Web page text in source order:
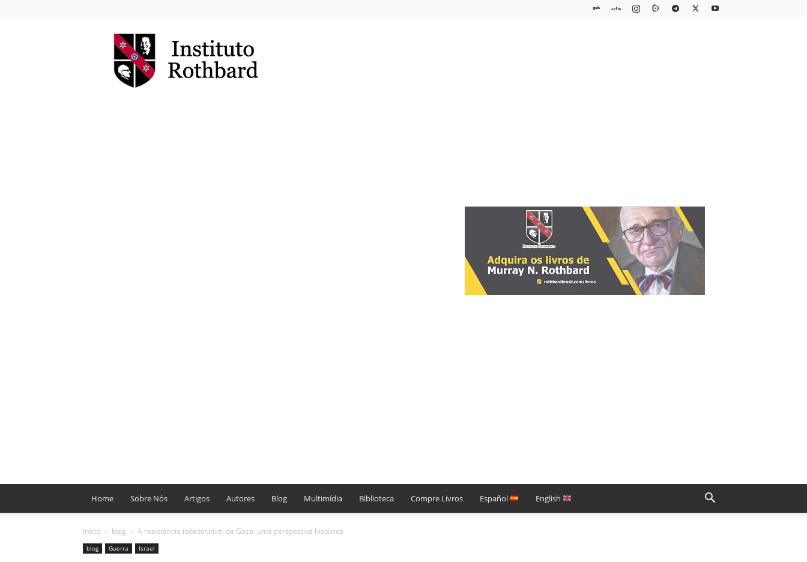
Instituto
Rothbard
Brasil
Home Sobre Nós Artigos Autores Blog Multimídia Biblioteca Compre Livros Español English
Início blog A resistência indestrutível de Gaza: uma perspectiva histórica
blog Guerra Israel